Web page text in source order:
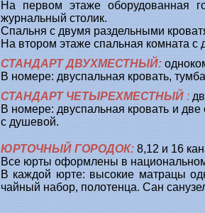
На первом этаже оборудованная
журнальный столик.
Спальня с двумя раздельными
На втором этаже спальная комната
СТАНДАРТ ДВУХМЕСТНЫЙ:
В номере: двуспальная кровать,
СТАНДАРТ ЧЕТЫРЕХМЕСТНЫЙ :
В номере: двуспальная кровать и
с душевой.
ЮРТОЧНЫЙ ГОРОДОК: 8,12 и 16
Все юрты оформлены в
В каждой юрте: высокие матрацы
чайный набор, полотенца. Сан